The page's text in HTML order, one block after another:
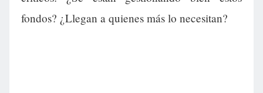
fondos? ¿Llegan a quienes más lo necesitan?